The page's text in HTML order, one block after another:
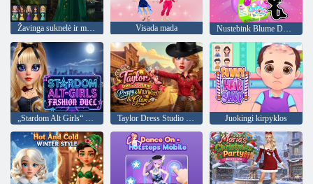
Žavinga suknelė ir makiažas Visada mada Nustebink Blume Doll Unbox
Juokingi kirpyklos